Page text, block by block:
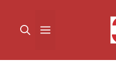
القائمة